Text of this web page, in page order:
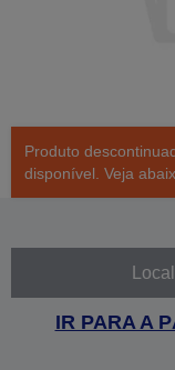
Produto
disponível. Veja
IR PARA A